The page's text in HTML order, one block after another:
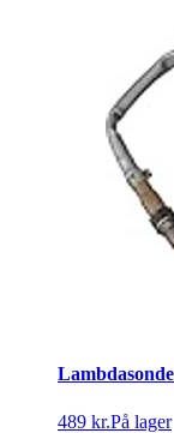
489 kr.På lager